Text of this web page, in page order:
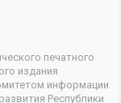
печатного
издания
информации
Республики